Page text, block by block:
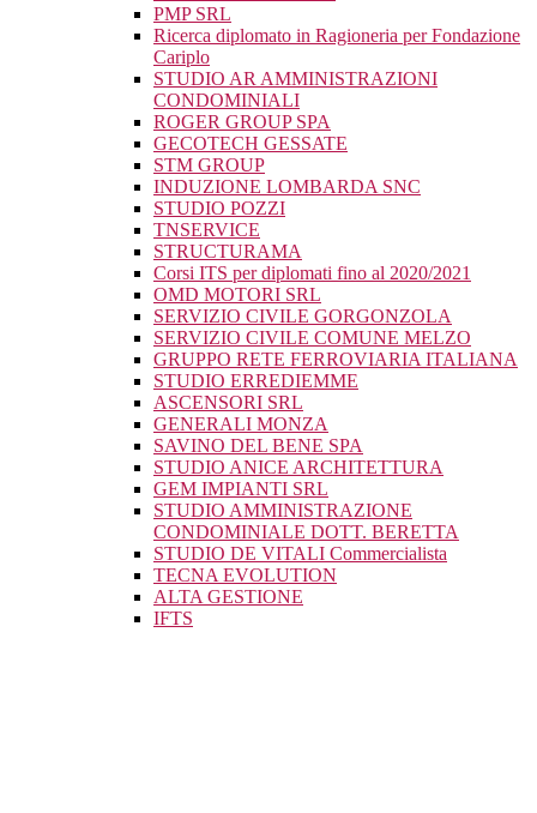
PMP SRL
Ricerca diplomato in Ragioneria per Fondazione
Cariplo
STUDIO AR AMMINISTRAZIONI
CONDOMINIALI
ROGER GROUP SPA
GECOTECH GESSATE
STM GROUP
INDUZIONE LOMBARDA SNC
STUDIO POZZI
TNSERVICE
STRUCTURAMA
Corsi ITS per diplomati fino al 2020/2021
OMD MOTORI SRL
SERVIZIO CIVILE GORGONZOLA
SERVIZIO CIVILE COMUNE MELZO
GRUPPO RETE FERROVIARIA ITALIANA
STUDIO ERREDIEMME
ASCENSORI SRL
GENERALI MONZA
SAVINO DEL BENE SPA
STUDIO ANICE ARCHITETTURA
GEM IMPIANTI SRL
STUDIO AMMINISTRAZIONE
CONDOMINIALE DOTT. BERETTA
STUDIO DE VITALI Commercialista
TECNA EVOLUTION
ALTA GESTIONE
IFTS